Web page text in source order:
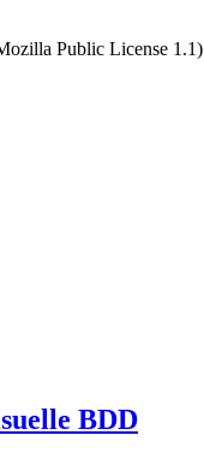
Public License 1.1)
BDD